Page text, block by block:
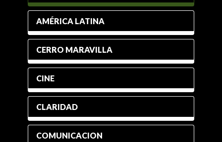
AMÉRICA LATINA
CERRO MARAVILLA
CINE
CLARIDAD
COMUNICACION